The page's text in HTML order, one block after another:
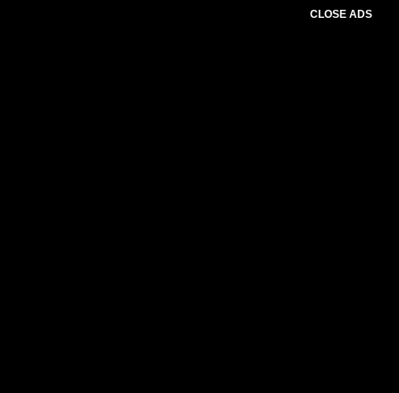
CLOSE ADS